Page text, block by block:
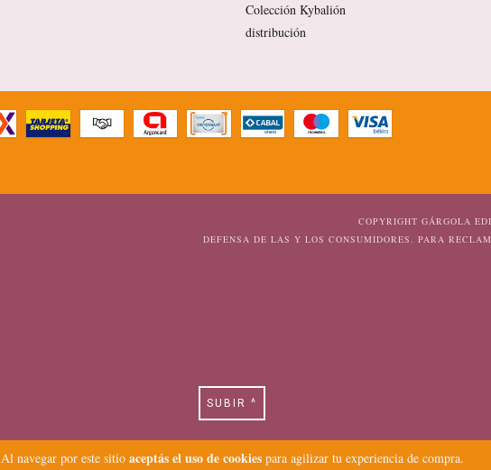
Al navegar por este sitio aceptás el uso de cookiespara agilizar tu experiencia de compra.
Colección Kybalión
distribución
COPYRIGHT GÁRGOLA
DEFENSA DE LAS Y LOS CONSUMIDORES. PARA
SUBIR ^